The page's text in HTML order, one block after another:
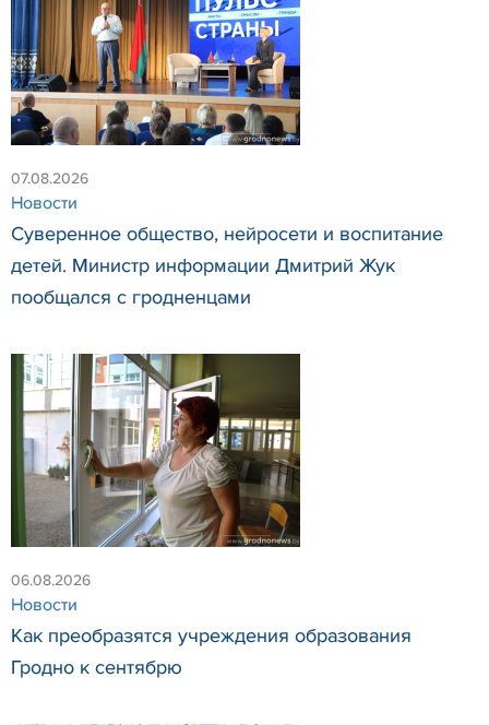
07.08.2026
Новости
Суверенное общество, нейросети и воспитание
детей. Министр информации Дмитрий Жук
пообщался с гродненцами
06.08.2026
Новости
Как преобразятся учреждения образования
Гродно к сентябрю